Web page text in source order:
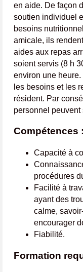
en aide. De façon
soutien individuel
besoins
amicale, ils
aides aux repas
soient servis (8 h
environ une
les besoins et les
résident. Par
personnel
Compétences :
Capacité à
procédures
Facilité à
ayant des
calme,
encourager
Fiabilité.
Formation